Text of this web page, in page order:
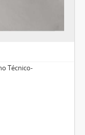
Técnico-